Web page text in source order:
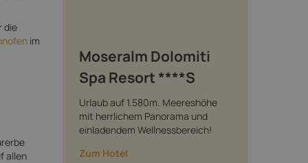
die
im
allen
Moseralm Dolomiti
Spa Resort ****S
Urlaub auf 1.580m. Meereshöhe
mit herrlichem Panorama und
einladendem Wellnessbereich!
Zum Hotel